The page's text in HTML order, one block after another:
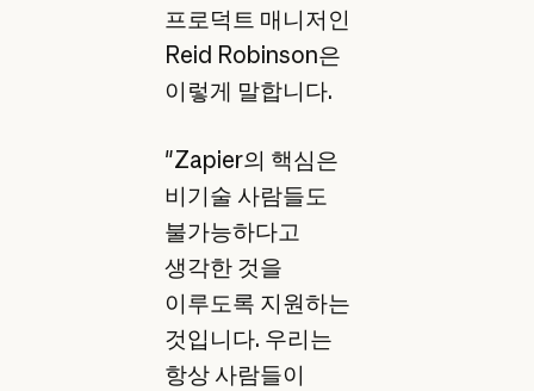
프로덕트 매니저인
Reid Robinson은
이렇게 말합니다.
"Zapier의 핵심은
비기술 사람들도
불가능하다고
생각한 것을
이루도록 지원하는
것입니다. 우리는
항상 사람들이